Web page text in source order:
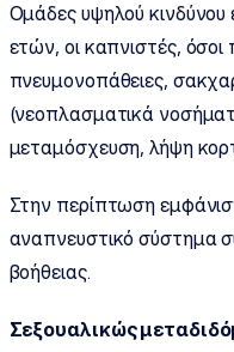
Ομάδες υψηλού
ετών, οι καπνιστές,
πνευμονοπάθειες,
(νεοπλασματικά
μεταμόσχευση, λήψη
Στην περίπτωση
αναπνευστικό σύστημα
βοήθειας.
Σεξουαλικώς